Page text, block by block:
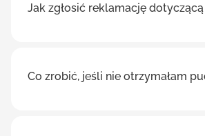
Jak zgłosić reklamację dotyczącą
Co zrobić, jeśli nie otrzymałam